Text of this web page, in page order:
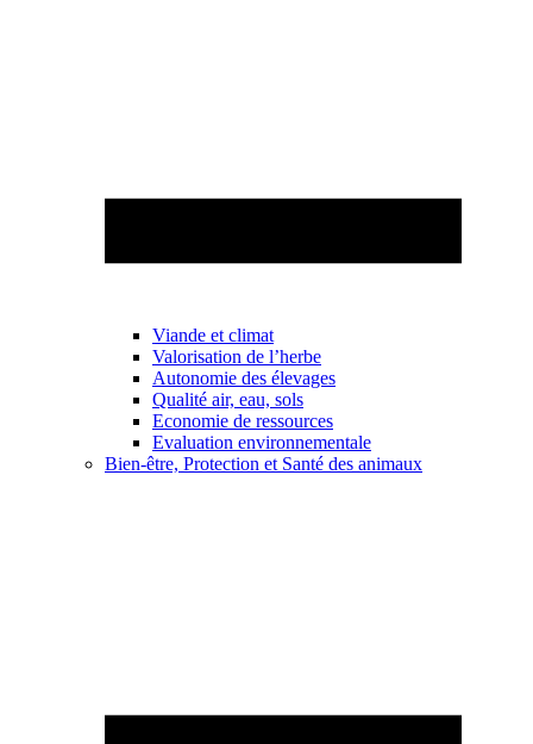
Viande et climat
Valorisation de l’herbe
Autonomie des élevages
Qualité air, eau, sols
Economie de ressources
Evaluation environnementale
Bien-être, Protection et Santé des animaux